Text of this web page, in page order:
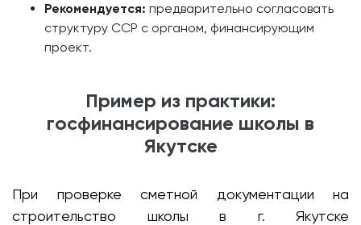
Рекомендуется: предварительно согласовать
структуру ССР с органом, финансирующим
проект.
Пример из практики:
госфинансирование школы в
Якутске
При проверке сметной документации на
строительство школы в г. Якутске